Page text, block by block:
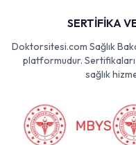
SERTİFİKA
Doktorsitesi.com Sağlık
platformudur. Sertifikaları
sağlık